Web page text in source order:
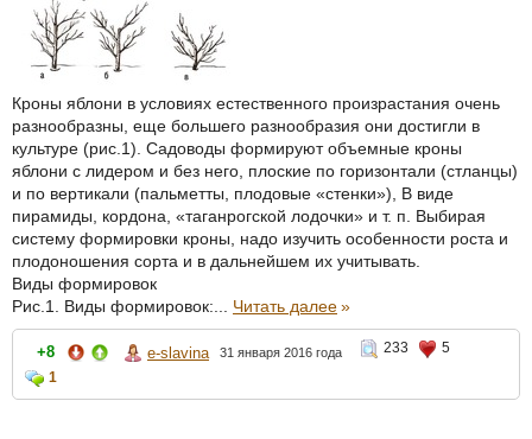
Кроны яблони в условиях естественного произрастания очень
разнообразны, еще большего разнообразия они достигли в
культуре (рис.1). Садоводы формируют объемные кроны
яблони с лидером и без него, плоские по горизонтали (стланцы)
и по вертикали (пальметты, плодовые «стенки»), В виде
пирамиды, кордона, «таганрогской лодочки» и т. п. Выбирая
систему формировки кроны, надо изучить особенности роста и
плодоношения сорта и в дальнейшем их учитывать.
Виды формировок
Рис.1. Виды формировок:... Читать далее»
+8 e-slavina 31 января 2016 года 233
5
1